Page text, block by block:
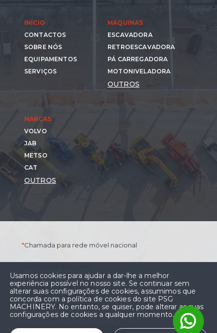
INÍCIO
CONTACTOS
SOBRE NÓS
EQUIPAMENTOS
SERVIÇOS
MÁQUINAS
ESCAVADORA
RETROESCAVADORA
PÁ CARREGADORA
MOTONIVELADORA
OUTROS
MARCAS
VOLVO
JAB
METSO
CAT
OUTROS
*Chamada para rede móvel nacional
Termos e Condições Gerais
Política de Privacidade
Livro de Reclamações
Preços sem IVA incluído
Copyright © PSG MACHINERY 2024
Usamos cookies para ajudar a dar-lhe a melhor
experiência possível no nosso site. Se continuar sem
alterar suas configurações de cookies, assumimos que
concorda com a política de cookies do site PSG
MACHINERY. No entanto, se quiser, pode alterar as suas
configurações de cookies a qualquer momento.